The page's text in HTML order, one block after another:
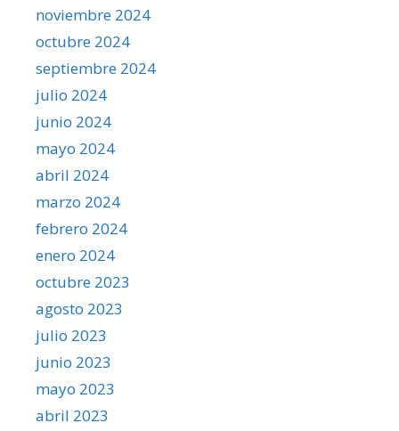
noviembre 2024
octubre 2024
septiembre 2024
julio 2024
junio 2024
mayo 2024
abril 2024
marzo 2024
febrero 2024
enero 2024
octubre 2023
agosto 2023
julio 2023
junio 2023
mayo 2023
abril 2023